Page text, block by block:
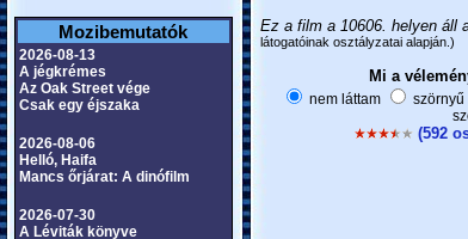
Mozibemutatók
2026-08-13
A jégkrémes
Az Oak Street vége
Csak egy éjszaka
2026-08-06
Helló, Haifa
Mancs őrjárat: A dinófilm
2026-07-30
A Léviták könyve
Ez a film a 10606. helyen áll
látogatóinak osztályzatai alapján.)
Mi a
nem láttam szörnyű
(592